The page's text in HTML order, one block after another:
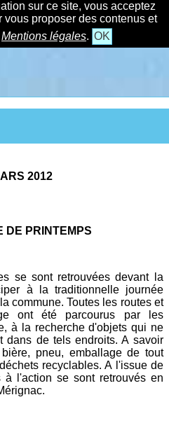
sur ce site, vous acceptez
vous proposer des contenus et
Mentions légales. OK
2012
DE PRINTEMPS
se sont retrouvées devant la
à la traditionnelle journée
commune. Toutes les routes et
ont été parcourus par les
à la recherche d'objets qui ne
dans de tels endroits. A savoir
pneu, emballage de tout
recyclables. A l'issue de
à l'action se sont retrouvés en